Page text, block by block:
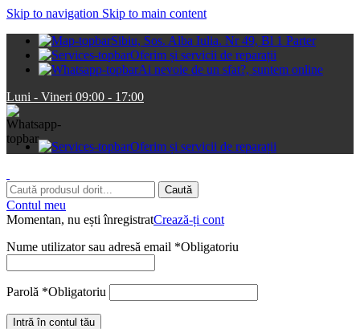
Skip to navigation Skip to main content
Sibiu, Sos. Alba Iulia. Nr 49, Bl 1 Parter
Oferim și servicii de reparații
Ai nevoie de un sfat?, suntem online
Luni - Vineri 09:00 - 17:00
Oferim și servicii de reparații
Caută
Contul meu
Momentan, nu ești înregistratCrează-ți cont
Nume utilizator sau adresă email *Obligatoriu
Parolă *Obligatoriu
Intră în contul tău